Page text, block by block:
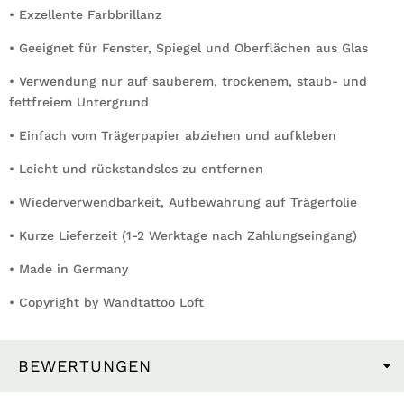
• Exzellente Farbbrillanz
• Geeignet für Fenster, Spiegel und Oberflächen aus Glas
• Verwendung nur auf sauberem, trockenem, staub- und
fettfreiem Untergrund
• Einfach vom Trägerpapier abziehen und aufkleben
• Leicht und rückstandslos zu entfernen
• Wiederverwendbarkeit, Aufbewahrung auf Trägerfolie
• Kurze Lieferzeit (1-2 Werktage nach Zahlungseingang)
• Made in Germany
• Copyright by Wandtattoo Loft
BEWERTUNGEN